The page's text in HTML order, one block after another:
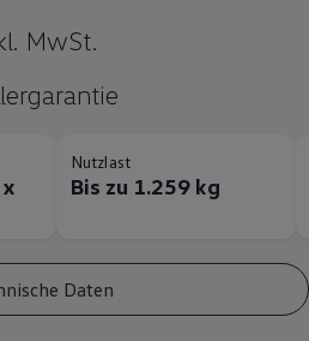
MwSt.
Nutzlast
Bis zu 1.259 kg
Daten